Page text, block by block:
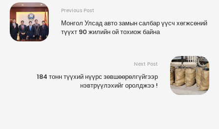
Previous Post
Монгол Улсад авто замын салбар үүсч хөгжсөний
түүхт 90 жилийн ой тохиож байна
Next Post
184 тонн түүхий нүүрс зөвшөөрөлгүйгээр
нэвтрүүлэхийг оролджээ !